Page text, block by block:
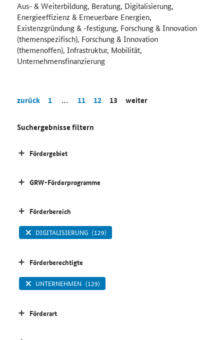
Aus- & Weiterbildung, Beratung, Digitalisierung,
Energieeffizienz & Erneuerbare Energien,
Existenzgründung & -festigung, Forschung & Innovation
(themenspezifisch), Forschung & Innovation
(themenoffen), Infrastruktur, Mobilität,
Unternehmensfinanzierung
zurück 1 … 11 12 13 weiter
Suchergebnisse filtern
Fördergebiet
GRW-Förderprogramme
Förderbereich
DIGITALISIERUNG (129)
Förderberechtigte
UNTERNEHMEN (129)
Förderart